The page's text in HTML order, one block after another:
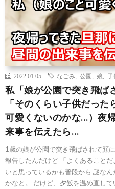
2022.01.05 なごみ 公園 娘 子
私「娘が公園で突き飛ば
「そのくらい子供だっ
可愛くないのかな…）夜
来事を伝えたら…
1歳の娘が公園で突き飛ばされて顔
報告したんだけど 「よくあること
いと思っているかも普段から 謎な
かなと。 だけど、夕飯を温め直し